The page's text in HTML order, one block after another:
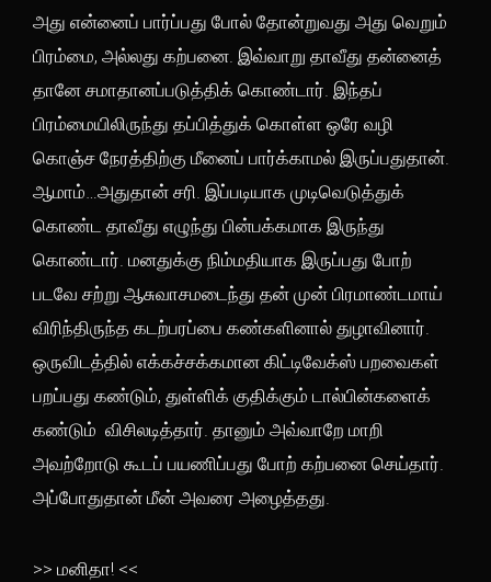
அது என்னைப் பார்ப்பது போல் தோன்றுவது அது வெறும்
பிரம்மை, அல்லது கற்பனை. இவ்வாறு தாவீது தன்னைத்
தானே சமாதானப்படுத்திக் கொண்டார். இந்தப்
பிரம்மையிலிருந்து தப்பித்துக் கொள்ள ஒரே வழி
கொஞ்ச நேரத்திற்கு மீனைப் பார்க்காமல் இருப்பதுதான்.
ஆமாம்…அதுதான் சரி. இப்படியாக முடிவெடுத்துக்
கொண்ட தாவீது எழுந்து பின்பக்கமாக இருந்து
கொண்டார். மனதுக்கு நிம்மதியாக இருப்பது போற்
படவே சற்று ஆசுவாசமடைந்து தன் முன் பிரமாண்டமாய்
விரிந்திருந்த கடற்பரப்பை கண்களினால் துழாவினார்.
ஒருவிடத்தில் எக்கச்சக்கமான கிட்டிவேக்ஸ் பறவைகள்
பறப்பது கண்டும், துள்ளிக் குதிக்கும் டால்பின்களைக்
கண்டும் விசிலடித்தார். தானும் அவ்வாறே மாறி
அவற்றோடு கூடப் பயணிப்பது போற் கற்பனை செய்தார்.
அப்போதுதான் மீன் அவரை அழைத்தது.
>> மனிதா! <<